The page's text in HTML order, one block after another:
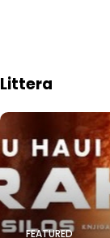
Littera
FEATURED